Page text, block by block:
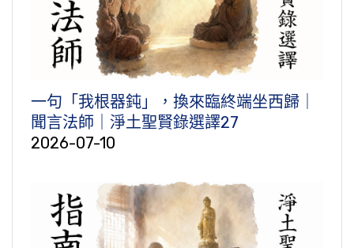
一句「我根器鈍」，換來臨終端坐西歸｜
聞言法師｜淨土聖賢錄選譯27
2026-07-10